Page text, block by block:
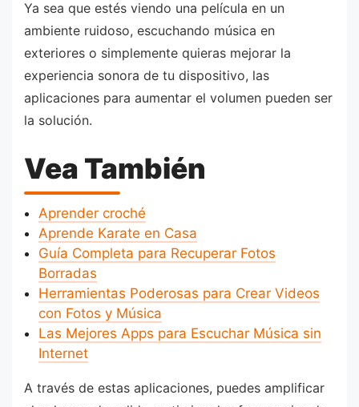
Ya sea que estés viendo una película en un
ambiente ruidoso, escuchando música en
exteriores o simplemente quieras mejorar la
experiencia sonora de tu dispositivo, las
aplicaciones para aumentar el volumen pueden ser
la solución.
Vea También
Aprender croché
Aprende Karate en Casa
Guía Completa para Recuperar Fotos
Borradas
Herramientas Poderosas para Crear Videos
con Fotos y Música
Las Mejores Apps para Escuchar Música sin
Internet
A través de estas aplicaciones, puedes amplificar